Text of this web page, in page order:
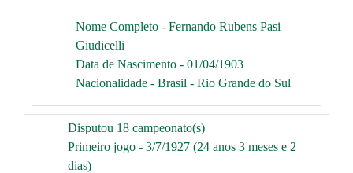
Nome Completo - Fernando Rubens Pasi
Giudicelli
Data de Nascimento - 01/04/1903
Nacionalidade - Brasil - Rio Grande do Sul
Disputou 18 campeonato(s)
Primeiro jogo - 3/7/1927 (24 anos 3 meses e 2
dias)